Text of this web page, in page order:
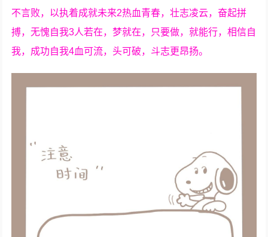
不言败，以执着成就未来2热血青春，壮志凌云，奋起拼
搏，无愧自我3人若在，梦就在，只要做，就能行，相信自
我，成功自我4血可流，头可破，斗志更昂扬。